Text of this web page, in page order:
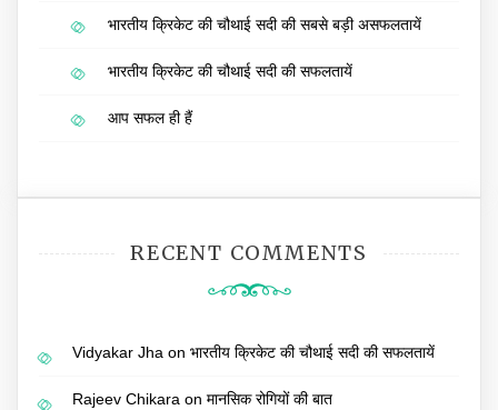
भारतीय क्रिकेट की चौथाई सदी की सबसे बड़ी असफलतायें
भारतीय क्रिकेट की चौथाई सदी की सफलतायें
आप सफल ही हैं
RECENT COMMENTS
Vidyakar Jha on भारतीय क्रिकेट की चौथाई सदी की सफलतायें
Rajeev Chikara on मानसिक रोगियों की बात